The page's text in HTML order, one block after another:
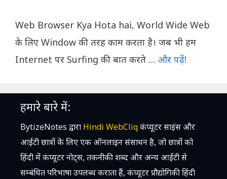
Web Browser Kya Hota hai, World Wide Web
के लिए Window की तरह काम करता है। जब भी हम
Internet पर Surfing की बात करते … और पढ़ें!
हमारे बारे में:
BytizeNotes द्वारा Hindi WebCliqकंप्यूटर साइंस और
आईटी छात्रों के लिए एक ऑनलाइन संसाधन है, जो छात्रों को
हिंदी में कंप्यूटर नोट्स, तकनीकी शब्द और अन्य आईटी से
सम्बंधित परिभाषा उपलब्ध कराता हैं, कंप्यूटर प्रौद्योगिकी हिंदी